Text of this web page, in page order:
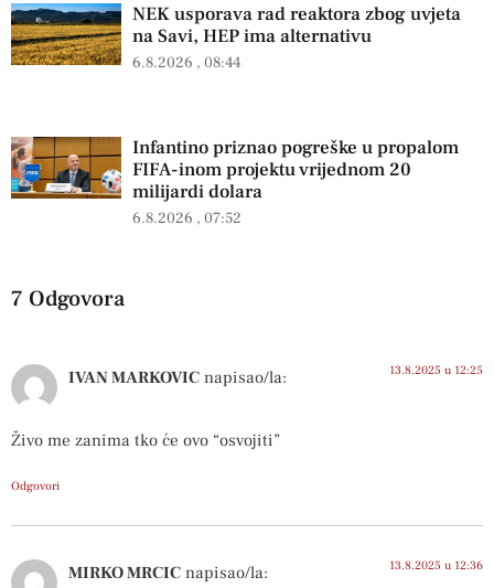
NEK usporava rad reaktora zbog uvjeta
na Savi, HEP ima alternativu
6.8.2026 08:44
Infantino priznao pogreške u propalom
FIFA-inom projektu vrijednom 20
milijardi dolara
6.8.2026 07:52
7 Odgovora
IVAN MARKOVIC napisao/la: 13.8.2025 u 12:25
Živo me zanima tko će ovo “osvojiti”
Odgovori
MIRKO MRCIC napisao/la: 13.8.2025 u 12:36